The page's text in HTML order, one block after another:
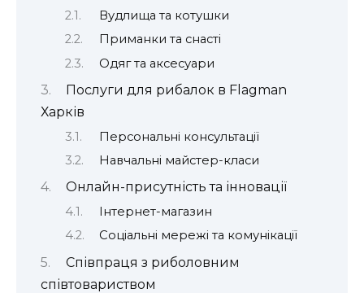
Вудлища та котушки
Приманки та снасті
Одяг та аксесуари
Послуги для рибалок в Flagman
Харків
Персональні консультації
Навчальні майстер-класи
Онлайн-присутність та інновації
Інтернет-магазин
Соціальні мережі та комунікації
Співпраця з риболовним
співтовариством